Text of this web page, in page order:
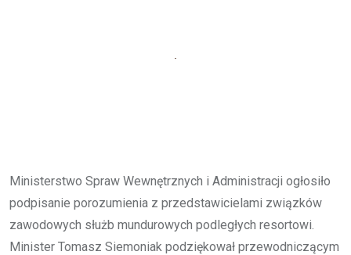
Ministerstwo Spraw Wewnętrznych i Administracji ogłosiło
podpisanie porozumienia z przedstawicielami związków
zawodowych służb mundurowych podległych resortowi.
Minister Tomasz Siemoniak podziękował przewodniczącym